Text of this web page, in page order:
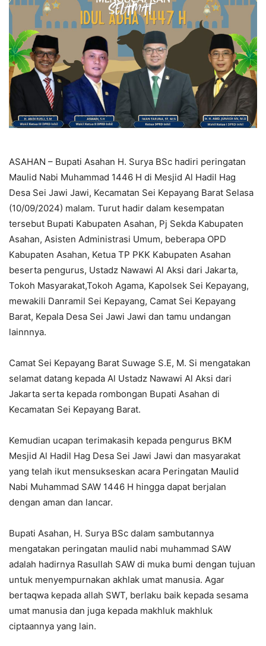
ASAHAN – Bupati Asahan H. Surya BSc hadiri peringatan
Maulid Nabi Muhammad 1446 H di Mesjid Al Hadil Hag
Desa Sei Jawi Jawi, Kecamatan Sei Kepayang Barat Selasa
(10/09/2024) malam. Turut hadir dalam kesempatan
tersebut Bupati Kabupaten Asahan, Pj Sekda Kabupaten
Asahan, Asisten Administrasi Umum, beberapa OPD
Kabupaten Asahan, Ketua TP PKK Kabupaten Asahan
beserta pengurus, Ustadz Nawawi Al Aksi dari Jakarta,
Tokoh Masyarakat,Tokoh Agama, Kapolsek Sei Kepayang,
mewakili Danramil Sei Kepayang, Camat Sei Kepayang
Barat, Kepala Desa Sei Jawi Jawi dan tamu undangan
lainnnya.
Camat Sei Kepayang Barat Suwage S.E, M. Si mengatakan
selamat datang kepada Al Ustadz Nawawi Al Aksi dari
Jakarta serta kepada rombongan Bupati Asahan di
Kecamatan Sei Kepayang Barat.
Kemudian ucapan terimakasih kepada pengurus BKM
Mesjid Al Hadil Hag Desa Sei Jawi Jawi dan masyarakat
yang telah ikut mensukseskan acara Peringatan Maulid
Nabi Muhammad SAW 1446 H hingga dapat berjalan
dengan aman dan lancar.
Bupati Asahan, H. Surya BSc dalam sambutannya
mengatakan peringatan maulid nabi muhammad SAW
adalah hadirnya Rasullah SAW di muka bumi dengan tujuan
untuk menyempurnakan akhlak umat manusia. Agar
bertaqwa kepada allah SWT, berlaku baik kepada sesama
umat manusia dan juga kepada makhluk makhluk
ciptaannya yang lain.